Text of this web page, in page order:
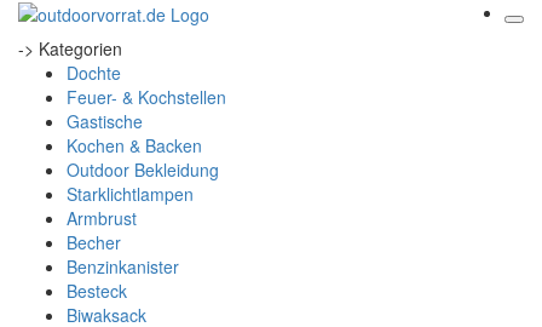
-> Kategorien
Dochte
Feuer- & Kochstellen
Gastische
Kochen & Backen
Outdoor Bekleidung
Starklichtlampen
Armbrust
Becher
Benzinkanister
Besteck
Biwaksack